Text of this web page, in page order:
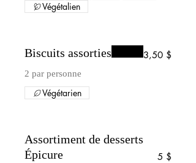
Végétalien
Biscuits assorties
2 par personne
3,50 $
Végétarien
Assortiment de desserts
Épicure
5 $